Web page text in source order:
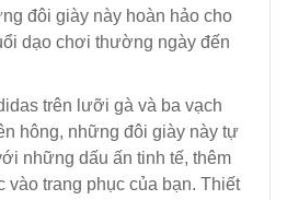
đôi giày này hoàn hảo cho
dạo chơi thường ngày đến
trên lưỡi gà và ba vạch
hông, những đôi giày này tự
những dấu ấn tinh tế, thêm
vào trang phục của bạn. Thiết